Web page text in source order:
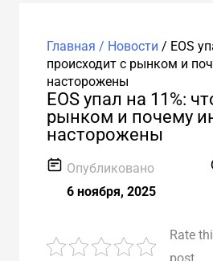
Главная / Новости / EOS
происходит с рынком и
насторожены
EOS упал на 11%:
рынком и почему
насторожены
Опубликовано
6 ноября, 2025
Rate